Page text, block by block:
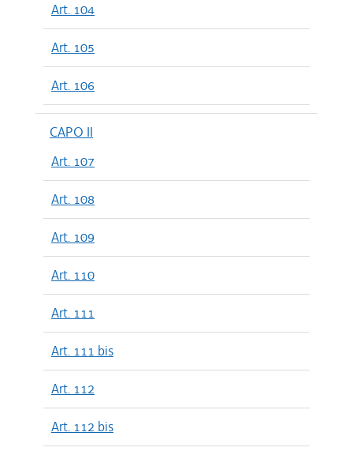
Art. 104
Art. 105
Art. 106
CAPO II
Art. 107
Art. 108
Art. 109
Art. 110
Art. 111
Art. 111 bis
Art. 112
Art. 112 bis